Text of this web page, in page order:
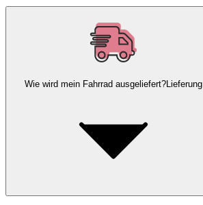
Wie wird mein Fahrrad ausgeliefert?Lieferung